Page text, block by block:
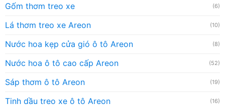
Gốm thơm treo xe (6)
Lá thơm treo xe Areon (10)
Nước hoa kẹp cửa gió ô tô Areon (8)
Nước hoa ô tô cao cấp Areon (52)
Sáp thơm ô tô Areon (19)
Tinh dầu treo xe ô tô Areon (16)